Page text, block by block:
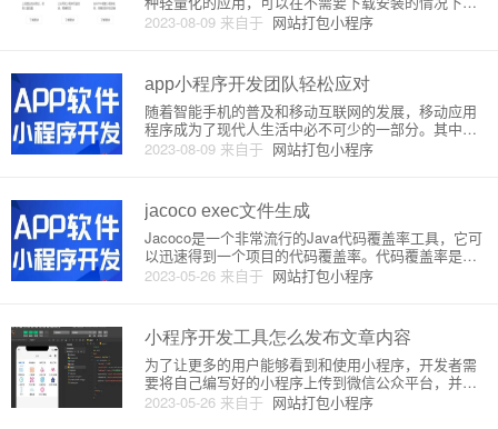
2023-08-09 来自于 网站打包小程序
接使用。目前市面上有很多可以进行小程序开发的平
台，例如阿里巴巴的支付宝小程序、微信小程序、百
术要求。一、基本原理小程序
app小程序开发团队轻松应对
2023-08-09 来自于 网站打包小程序
随着智能手机的普及和移动互联网的发展，移动应用
程序成为了现代人生活中必不可少的一部分。其中，a
pp和小程序最受欢迎。而对于企业、机构和个人而
言，开发一款好的app小程序或许是一个不错的选择。
要一支专业的开发
jacoco exec文件生成
2023-05-26 来自于 网站打包小程序
Jacoco是一个非常流行的Java代码覆盖率工具，它可
以迅速得到一个项目的代码覆盖率。代码覆盖率是评
估一个项目的测试质量的重要指标，它测量了在执行
测试用例时执行了哪些代码，并由此为我们提供有关
通过生成一
小程序开发工具怎么发布文章内容
2023-05-26 来自于 网站打包小程序
为了让更多的用户能够看到和使用小程序，开发者需
要将自己编写好的小程序上传到微信公众平台，并经
过审核后才能在公众号或小程序搜索框中被用户找
到。本文将介绍小程序开发者如何发布文章内容。1.